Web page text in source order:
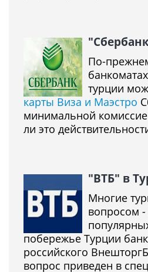
По-
турции
карты Виза и Маэстро
минимальной
ли это
"ВТБ" в
Многие
вопросом -
побережье Турции
российского
вопрос приведен в